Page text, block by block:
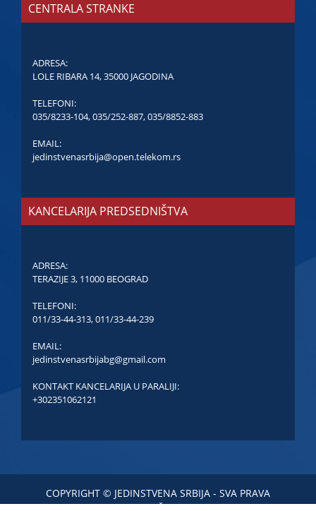
CENTRALA STRANKE
ADRESA:
LOLE RIBARA 14, 35000 JAGODINA
TELEFONI:
035/8233-104,035/252-887,035/8852-883
EMAIL:
jedinstvenasrbija@open.telekom.rs
KANCELARIJA PREDSEDNIŠTVA
ADRESA:
TERAZIJE 3, 11000 BEOGRAD
TELEFONI:
011/33-44-313,011/33-44-239
EMAIL:
jedinstvenasrbijabg@gmail.com
KONTAKT KANCELARIJA U PARALIJI:
+302351062121
COPYRIGHT © JEDINSTVENA SRBIJA - SVA PRAVA
ZADRŽANA